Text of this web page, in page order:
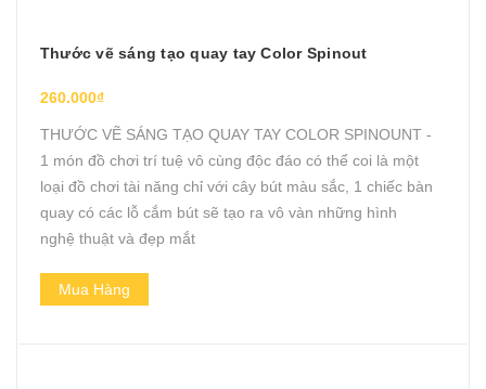
Thước vẽ sáng tạo quay tay Color Spinout
260.000₫
THƯỚC VẼ SÁNG TẠO QUAY TAY COLOR SPINOUNT -
1 món đồ chơi trí tuệ vô cùng độc đáo có thể coi là một
loại đồ chơi tài năng chỉ với cây bút màu sắc, 1 chiếc bàn
quay có các lỗ cắm bút sẽ tạo ra vô vàn những hình
nghệ thuật và đẹp mắt
Mua Hàng